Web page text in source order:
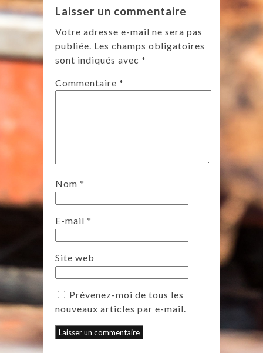
Laisser un commentaire
Votre adresse e-mail ne sera pas
publiée. Les champs obligatoires
sont indiqués avec *
Commentaire *
Nom *
E-mail *
Site web
Prévenez-moi de tous les
nouveaux articles par e-mail.